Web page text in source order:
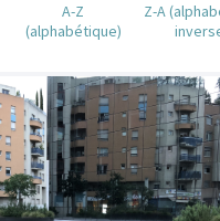
A-Z
(alphabétique)
Z-A